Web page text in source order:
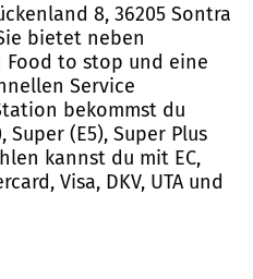
8, 36205 Sontra
bietet neben
Food to stop und eine
Service
bekommst du
Super (E5), Super Plus
kannst du mit EC,
Visa, DKV, UTA und